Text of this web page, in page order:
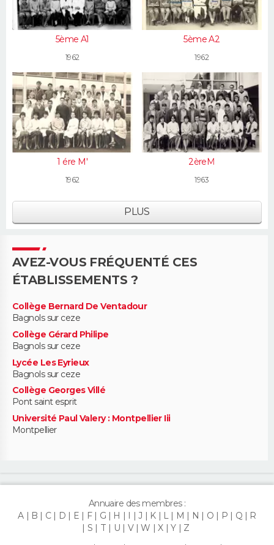
5ème A1
1962
5ème A2
1962
1 ére M'
1962
2èreM
1963
PLUS
AVEZ-VOUS FRÉQUENTÉ CES
ÉTABLISSEMENTS ?
Collège Bernard De Ventadour
Bagnols sur ceze
Collège Gérard Philipe
Bagnols sur ceze
Lycée Les Eyrieux
Bagnols sur ceze
Collège Georges Villé
Pont saint esprit
Université Paul Valery : Montpellier Iii
Montpellier
Annuaire des membres :
A
B C D E F G H I J K L M N O P Q
R
S
T U V W X Y Z